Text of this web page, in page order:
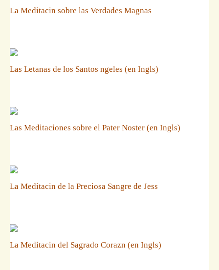
La Meditacin sobre las Verdades Magnas
Las Letanas de los Santos ngeles (en Ingls)
Las Meditaciones sobre el Pater Noster (en Ingls)
La Meditacin de la Preciosa Sangre de Jess
La Meditacin del Sagrado Corazn (en Ingls)